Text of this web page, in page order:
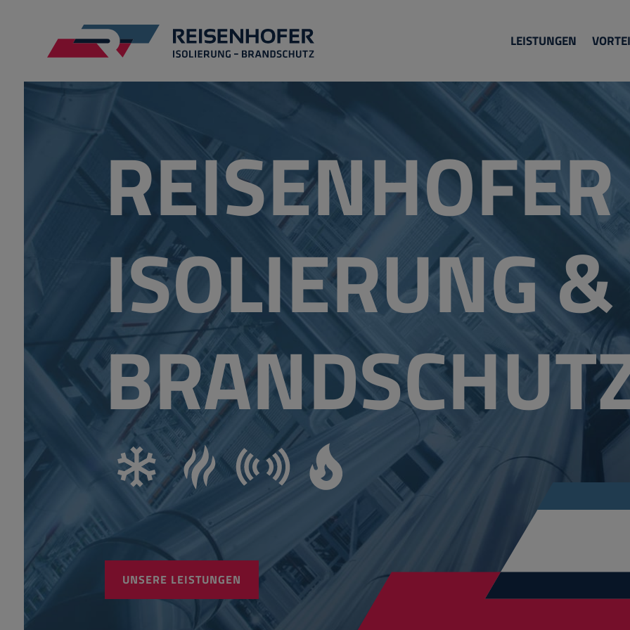
LEISTUNGEN
REISENHOFER
ISOLIERUNG &
UNSERE LEISTUNGEN